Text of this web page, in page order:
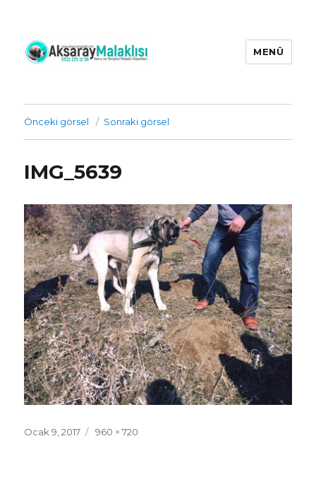
Çiftliği İrtibat : 0532 225 12 06 |
yetişkin ve yavru aksaray malaklı
köpekleri
MENÜ
Önceki görsel Sonraki görsel
IMG_5639
Yayın
Ocak 9, 2017
Tam
960 × 720